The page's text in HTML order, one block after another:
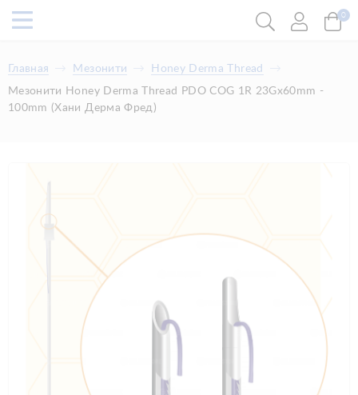
0
Главная Мезонити
Honey Derma Thread
Мезонити Honey Derma Thread PDO COG 1R 23Gx60mm -
100mm (Хани Дерма Фред)